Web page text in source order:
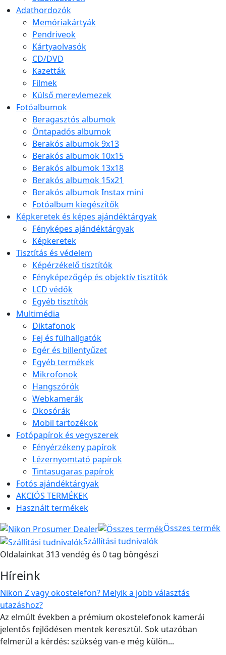
Adathordozók
Memóriakártyák
Pendriveok
Kártyaolvasók
CD/DVD
Kazetták
Filmek
Külső merevlemezek
Fotóalbumok
Beragasztós albumok
Öntapadós albumok
Berakós albumok 9x13
Berakós albumok 10x15
Berakós albumok 13x18
Berakós albumok 15x21
Berakós albumok Instax mini
Fotóalbum kiegészítők
Képkeretek és képes ajándéktárgyak
Fényképes ajándéktárgyak
Képkeretek
Tisztítás és védelem
Képérzékelő tisztítók
Fényképezőgép és objektív tisztítók
LCD védők
Egyéb tisztítók
Multimédia
Diktafonok
Fej és fülhallgatók
Egér és billentyűzet
Egyéb termékek
Mikrofonok
Hangszórók
Webkamerák
Okosórák
Mobil tartozékok
Fotópapírok és vegyszerek
Fényérzékeny papírok
Lézernyomtató papírok
Tintasugaras papírok
Fotós ajándéktárgyak
AKCIÓS TERMÉKEK
Használt termékek
Összes termék
Szállítási tudnivalók
Oldalainkat 313 vendég és 0 tag böngészi
Híreink
Nikon Z vagy okostelefon? Melyik a jobb választás
utazáshoz?
Az elmúlt években a prémium okostelefonok kamerái
jelentős fejlődésen mentek keresztül. Sok utazóban
felmerül a kérdés: szükség van-e még külön...